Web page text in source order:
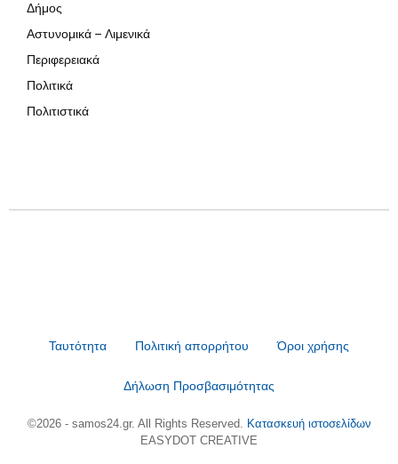
Δήμος
Αστυνομικά – Λιμενικά
Περιφερειακά
Πολιτικά
Πολιτιστικά
Ταυτότητα Πολιτική απορρήτου Όροι χρήσης
Δήλωση Προσβασιμότητας
©2026 - samos24.gr. All Rights Reserved. Κατασκευή ιστοσελίδων
EASYDOT CREATIVE